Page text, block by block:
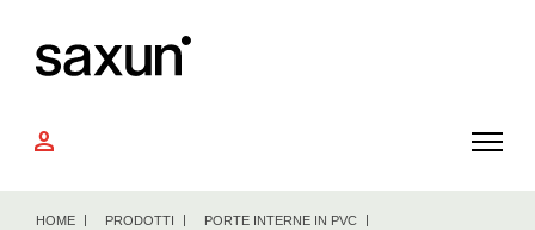
person
HOME PRODOTTI
PORTE INTERNE IN PVC